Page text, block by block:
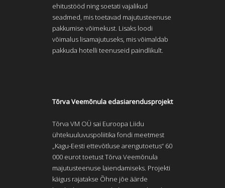
ehitustööd ning soetati vajalikud
seadmed, mis toetavad majutusteenuse
pakkumise võimekust. Lisaks loodi
võimalus lisamajutuseks, mis võimaldab
pakkuda hotelli teenuseid paindlikult.
Tõrva Veemõnula edasiarendusprojekt
Tõrva VM OÜ sai Euroopa Liidu
ühtekuuluvuspoliitika fondi meetmest
„Kagu-Eesti ettevõtluse arengutoetus“ 60
000 eurot toetust Tõrva Veemõnula
majutusteenuse laiendamiseks. Projekti
käigus rajatakse Õhne jõe äärde